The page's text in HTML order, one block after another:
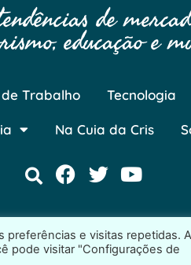
de
educação e
Trabalho Tecnologia
Na Cuia da Cris
preferências e visitas repetidas.
pode visitar "Configurações de